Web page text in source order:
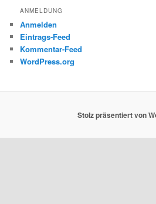
ANMELDUNG
Anmelden
Eintrags-Feed
Kommentar-Feed
WordPress.org
Stolz präsentiert von